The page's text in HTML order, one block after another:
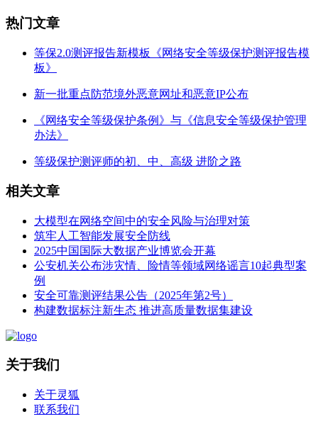
热门文章
等保2.0测评报告新模板《网络安全等级保护测评报告模
板》
新一批重点防范境外恶意网址和恶意IP公布
《网络安全等级保护条例》与《信息安全等级保护管理
办法》
等级保护测评师的初、中、高级 进阶之路
相关文章
大模型在网络空间中的安全风险与治理对策
筑牢人工智能发展安全防线
2025中国国际大数据产业博览会开幕
公安机关公布涉灾情、险情等领域网络谣言10起典型案
例
安全可靠测评结果公告（2025年第2号）
构建数据标注新生态 推进高质量数据集建设
关于我们
关于灵狐
联系我们